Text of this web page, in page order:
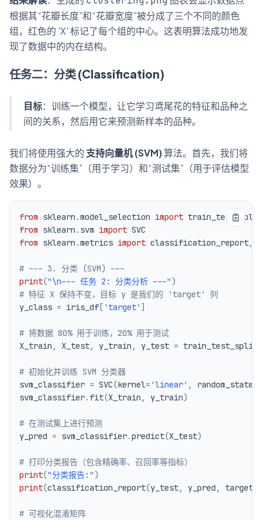
根据其“花瓣长度”和“花瓣宽度”被分成了三个不同的颜色
组，红色的 'X' 标记了每个组的中心。这表明算法成功地发
现了数据中的内在结构。
任务二：分类 (Classification)
目标：训练一个模型，让它学习鸢尾花的特征和品种之
间的关系，然后用它来预测新样本的品种。
我们将使用强大的 支持向量机 (SVM)算法。首先，我们将
数据分为“训练集”（用于学习）和“测试集”（用于评估模型
效果）。
from sklearn .model_selection import
from sklearn . svm import
from sklearn .metrics import classification_report,
# --- 3. 分类 (SVM) ---
print("\n--- 任务 2: 分类分析 ---")
# 特征 X 保持不变，目标 y 是我们的 'target' 列
y_class = iris_df [ 'target' ]
# 将数据 80% 用于训练，20% 用于测试
X_train , X_test, y_train , y_test = train_test_split
# 初始化并训练 SVM 分类器
svm_classifier = SVC(kernel= 'linear' , random_state
svm_classifier. fit(X_train , y_train)
# 在测试集上进行预测
y_pred = svm_classifier.predict(X_test)
# 打印分类报告（包含精确率、召回率等指标）
print("分类报告:")
print(classification_report(y_test, y_pred ,
# 可视化混淆矩阵